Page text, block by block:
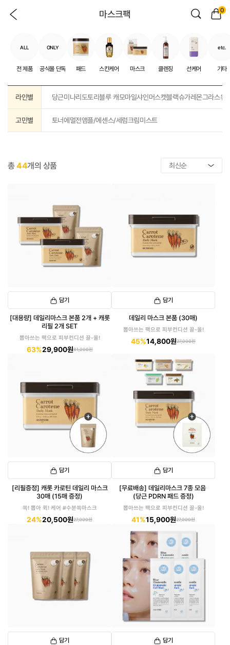
마스크팩 0
ALL
전 제품
ONLY
공식몰 단독 패드 스킨케어 마스크 클렌징 선케어
etc.
기타
라인별 당근미나리도토리블루 캐모마일샤인머스캣블랙슈가레몬그라스유
고민별 토너에멀전앰플/에센스/세럼크림미스트
총44개의 상품
담기
[대용량] 데일리마스크 본품 2개 + 캐롯
리필 2개 SET
뽑아쓰는 팩으로 피부컨디션 끌-올!
63%29,900원81,000원
담기
데일리 마스크 본품 (30매)
뽑아쓰는 팩으로 피부컨디션 끌-올!
45%14,800원27,000원
담기
[리필증정] 캐롯 카로틴 데일리 마스크
30매 (15매 증정)
쏙! 뽑아 퀵! 케어 #수분쏙마스크
24%20,500원27,000원
담기
[무료배송] 데일리마스크 7종 모음
(당근 PDRN 패드 증정)
뽑아쓰는 팩으로 피부컨디션 끌-올!
41%15,900원27,000원
담기 담기